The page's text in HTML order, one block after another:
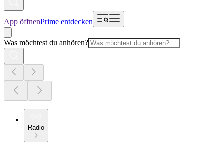
App öffnenPrime entdecken
Was möchtest du anhören?
Radio